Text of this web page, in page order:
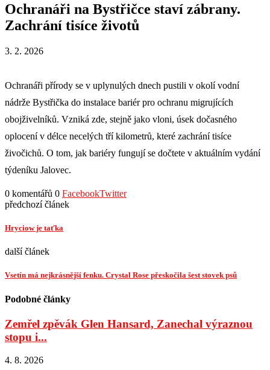
Ochranáři na Bystřičce staví zábrany.
Zachrání tisíce životů
3. 2. 2026
Ochranáři přírody se v uplynulých dnech pustili v okolí vodní
nádrže Bystřička do instalace bariér pro ochranu migrujících
obojživelníků. Vzniká zde, stejně jako vloni, úsek dočasného
oplocení v délce necelých tří kilometrů, které zachrání tisíce
živočichů. O tom, jak bariéry fungují se dočtete v aktuálním vydání
týdeníku Jalovec.
0 komentářů 0 FacebookTwitter
předchozí článek
Hryciow je taťka
další článek
Vsetín má nejkrásnější fenku. Crystal Rose přeskočila šest stovek psů
Podobné články
Zemřel zpěvák Glen Hansard, Zanechal výraznou
stopu i...
4. 8. 2026